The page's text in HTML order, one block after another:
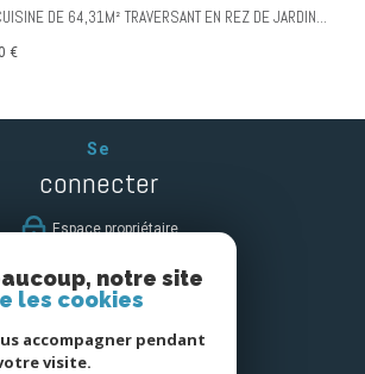
DE 64,31M² TRAVERSANT EN REZ DE JARDIN...
€
Se
connecter
espace propriétaire
Nousnotre site
les cookies
accompagner pendant
visite.